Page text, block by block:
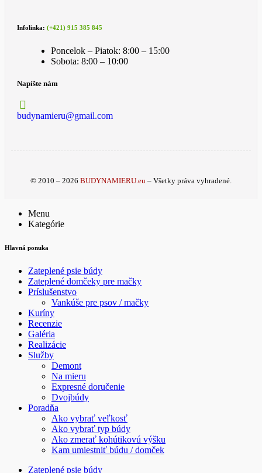
Infolinka: (+421) 915 385 845
Poncelok – Piatok: 8:00 – 15:00
Sobota: 8:00 – 10:00
Napíšte nám
budynamieru@gmail.com
© 2010 – 2026 BUDYNAMIERU.eu – Všetky práva vyhradené.
Menu
Kategórie
Hlavná ponuka
Zateplené psie búdy
Zateplené domčeky pre mačky
Príslušenstvo
Vankúše pre psov / mačky
Kuríny
Recenzie
Galéria
Realizácie
Služby
Demont
Na mieru
Expresné doručenie
Dvojbúdy
Poradňa
Ako vybrať veľkosť
Ako vybrať typ búdy
Ako zmerať kohútikovú výšku
Kam umiestniť búdu / domček
Zateplené psie búdy